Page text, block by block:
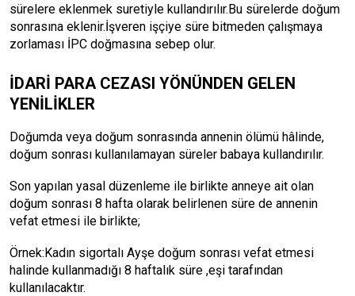
sürelere eklenmek suretiyle kullandırılır.Bu sürelerde doğum
sonrasına eklenir.İşveren işçiye süre bitmeden çalışmaya
zorlaması İPC doğmasına sebep olur.
İDARİ PARA CEZASI YÖNÜNDEN GELEN
YENİLİKLER
Doğumda veya doğum sonrasında annenin ölümü hâlinde,
doğum sonrası kullanılamayan süreler babaya kullandırılır.
Son yapılan yasal düzenleme ile birlikte anneye ait olan
doğum sonrası 8 hafta olarak belirlenen süre de annenin
vefat etmesi ile birlikte;
Örnek:Kadın sigortalı Ayşe doğum sonrası vefat etmesi
halinde kullanmadığı 8 haftalık süre ,eşi tarafından
kullanılacaktır.